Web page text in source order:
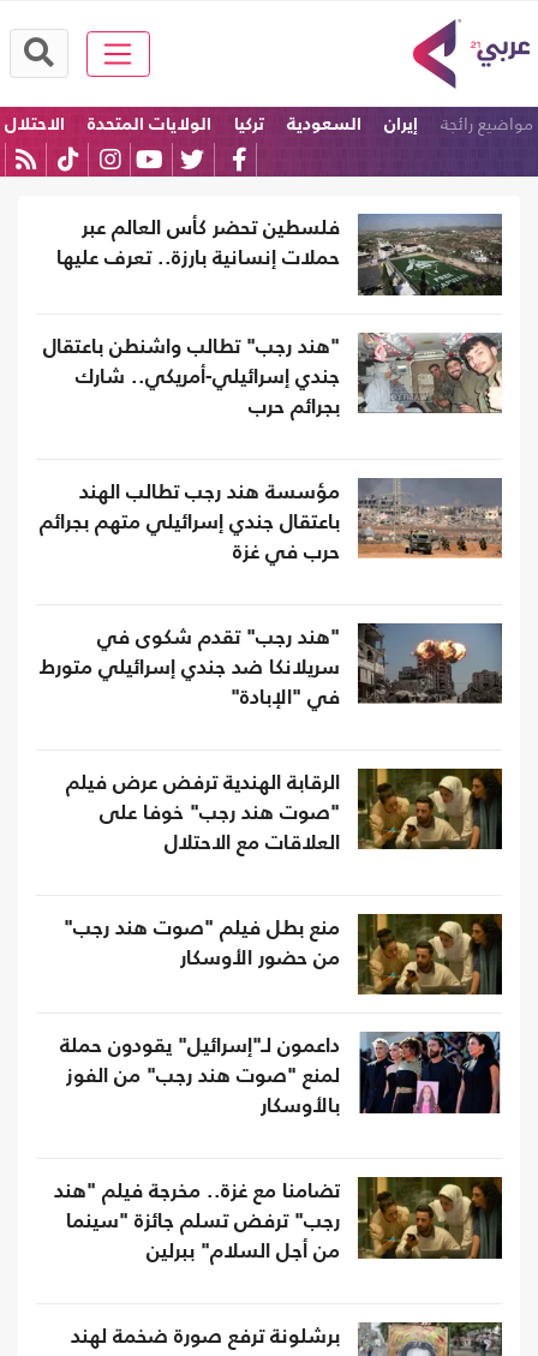
مواضيع رائجة إيران السعودية تركيا الولايات المتحدة
الاحتلال
فلسطين تحضر كأس العالم عبر
حملات إنسانية بارزة.. تعرف عليها
"هند رجب" تطالب واشنطن باعتقال
جندي إسرائيلي-أمريكي.. شارك
بجرائم حرب
مؤسسة هند رجب تطالب الهند
باعتقال جندي إسرائيلي متهم بجرائم
حرب في غزة
"هند رجب" تقدم شكوى في
سريلانكا ضد جندي إسرائيلي متورط
في "الإبادة"
الرقابة الهندية ترفض عرض فيلم
"صوت هند رجب" خوفا على
العلاقات مع الاحتلال
منع بطل فيلم "صوت هند رجب"
من حضور الأوسكار
داعمون لـ"إسرائيل" يقودون حملة
لمنع "صوت هند رجب" من الفوز
بالأوسكار
تضامنا مع غزة.. مخرجة فيلم "هند
رجب" ترفض تسلم جائزة "سينما
من أجل السلام" ببرلين
برشلونة ترفع صورة ضخمة لهند